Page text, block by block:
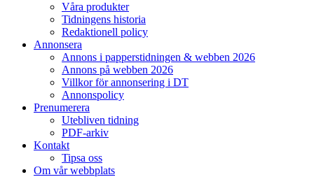
Våra produkter
Tidningens historia
Redaktionell policy
Annonsera
Annons i papperstidningen & webben 2026
Annons på webben 2026
Villkor för annonsering i DT
Annonspolicy
Prenumerera
Utebliven tidning
PDF-arkiv
Kontakt
Tipsa oss
Om vår webbplats